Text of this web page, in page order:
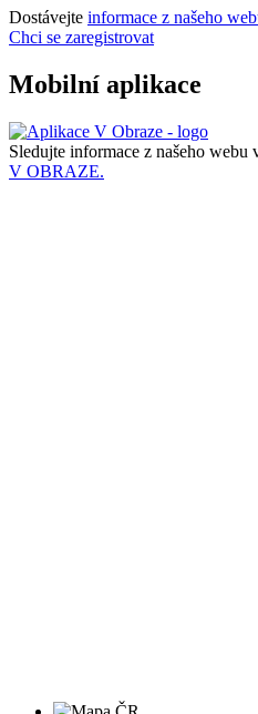
Dostávejte informace z našeho
Chci se zaregistrovat
Mobilní aplikace
Sledujte informace z našeho webu
V OBRAZE.